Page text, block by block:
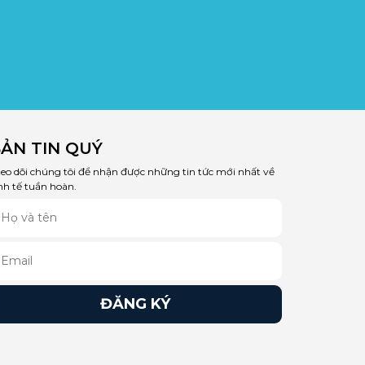
TIN QUÝ
dõi chúng tôi để nhận được những tin tức mới nhất về
tế tuần hoàn.